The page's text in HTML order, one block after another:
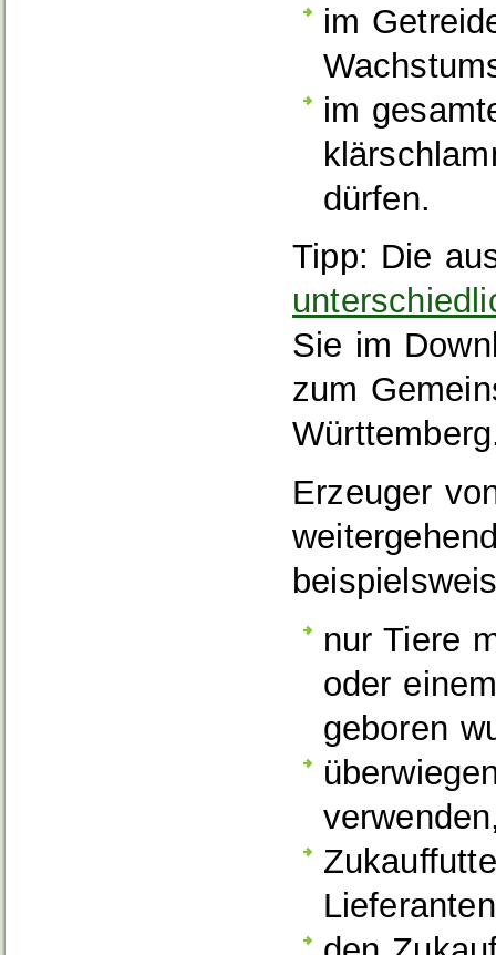
im
im
dürfen.
Tipp: Die
Sie im
zum
Erzeuger
nurTiere
oder
geboren